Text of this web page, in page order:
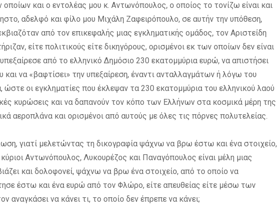
και ο εντολέας μου κ. Αντωνόπουλος, ο οποίος το τονίζω είναι και
αδελφό και φίλο μου Μιχάλη Ζαφειρόπουλο, σε αυτήν την υπόθεση,
από τον επικεφαλής μιας εγκληματικής ομάδος, τον Αριστείδη
είτε πολιτικούς είτε δικηγόρους, ορισμένοι εκ των οποίων δεν είναι
από το ελληνικό Δημόσιο 230 εκατομμύρια ευρώ, να απιστήσει
και να «βαφτίσει» την υπεξαίρεση, έναντι ανταλλαγμάτων ή λόγω του
ώστε οι εγκληματίες που έκλεψαν τα 230 εκατομμύρια του ελληνικού λαού
κυρώσεις και να δαπανούν τον κόπο των Ελλήνων στα κοσμικά μέρη της
αεροπλάνα και ορισμένοι από αυτούς με όλες τις πόρνες πολυτελείας.
γιατί μελετώντας τη δικογραφία ψάχνω να βρω έστω και ένα στοιχείο,
Αντωνόπουλος, Λυκουρέζος και Παναγόπουλος είναι μέλη μιας
και δολοφονεί, ψάχνω να βρω ένα στοιχείο, από το οποίο να
έστω και ένα ευρώ από τον Φλώρο, είτε απευθείας είτε μέσω των
αναγκάσει να κάνει τι, το οποίο δεν έπρεπε να κάνει;